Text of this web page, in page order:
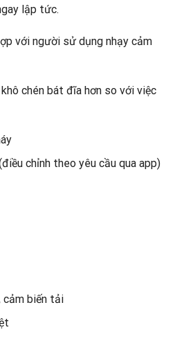
lập tức.
với người sử dụng nhạy cảm
chén bát đĩa hơn so với việc
chỉnh theo yêu cầu qua app)
cảm biến tải